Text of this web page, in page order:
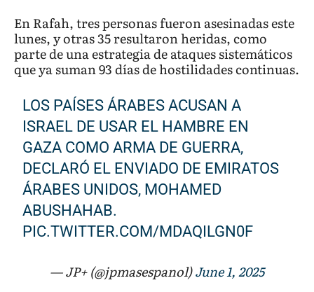
En Rafah, tres personas fueron asesinadas este
lunes, y otras 35 resultaron heridas, como
parte de una estrategia de ataques sistemáticos
que ya suman 93 días de hostilidades continuas.
LOS PAÍSES ÁRABES ACUSAN A
ISRAEL DE USAR EL HAMBRE EN
GAZA COMO ARMA DE GUERRA,
DECLARÓ EL ENVIADO DE EMIRATOS
ÁRABES UNIDOS, MOHAMED
ABUSHAHAB.
PIC.TWITTER.COM/MDAQILGN0F
— JP+ (@jpmasespanol)June 1, 2025